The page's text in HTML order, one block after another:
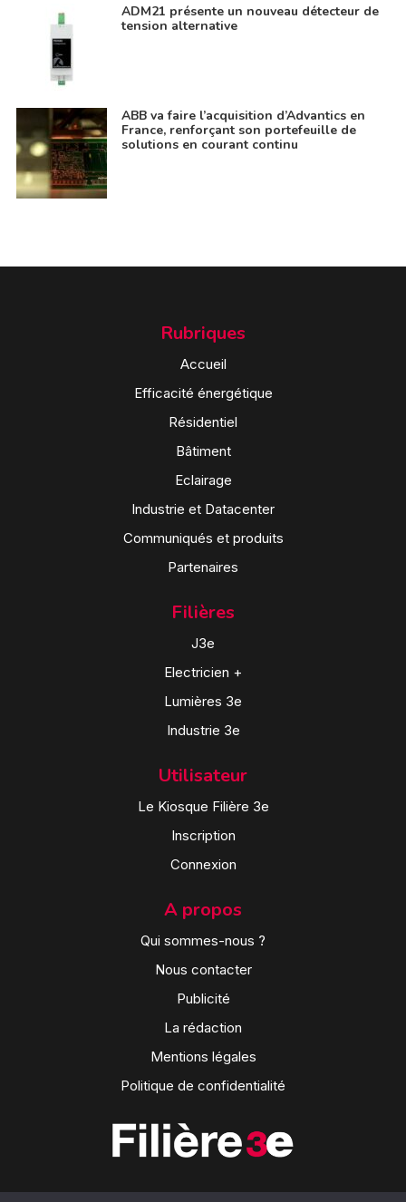
ADM21 présente un nouveau détecteur de
tension alternative
ABB va faire l’acquisition d’Advantics en
France, renforçant son portefeuille de
solutions en courant continu
Rubriques
Accueil
Efficacité énergétique
Résidentiel
Bâtiment
Eclairage
Industrie et Datacenter
Communiqués et produits
Partenaires
Filières
J3e
Electricien +
Lumières 3e
Industrie 3e
Utilisateur
Le Kiosque Filière 3e
Inscription
Connexion
A propos
Qui sommes-nous ?
Nous contacter
Publicité
La rédaction
Mentions légales
Politique de confidentialité